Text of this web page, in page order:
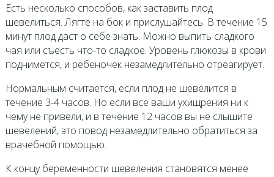
Есть несколько способов, как заставить плод
шевелиться. Лягте на бок и прислушайтесь. В течение 15
минут плод даст о себе знать. Можно выпить сладкого
чая или съесть что-то сладкое. Уровень глюкозы в крови
поднимется, и ребеночек незамедлительно отреагирует.
Нормальным считается, если плод не шевелится в
течение 3-4 часов. Но если все ваши ухищрения ни к
чему не привели, и в течение 12 часов вы не слышите
шевелений, это повод незамедлительно обратиться за
врачебной помощью.
К концу беременности шевеления становятся менее